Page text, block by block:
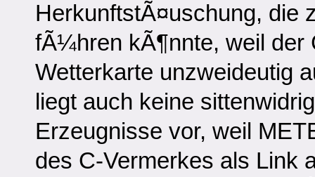
HerkunftstÃ¤uschung, die
fÃ¼hren kÃ¶nnte, weil der
Wetterkarte unzweideutig
liegt auch keine
Erzeugnisse vor, weil
des C-Vermerkes als Link